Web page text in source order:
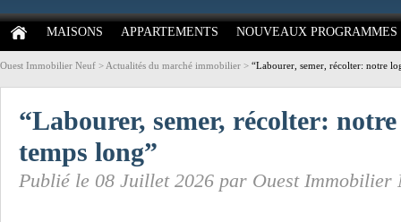
MAISONS APPARTEMENTS NOUVEAUX PROGRAMMES
Ouest Immobilier Neuf > Actualités du marché immobilier > “Labourer, semer, récolter: notre
“Labourer, semer, récolter:
temps long”
Publié le 08 Juillet 2026 par Ouest Immobilier